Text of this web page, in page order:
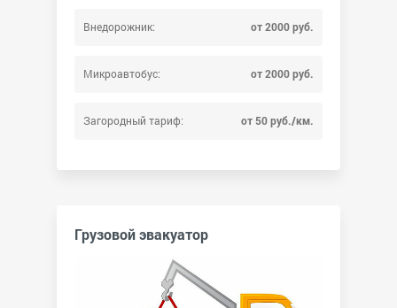
Внедорожник: от 2000 руб.
Микроавтобус: от 2000 руб.
Загородный тариф: от 50 руб./км.
Грузовой эвакуатор